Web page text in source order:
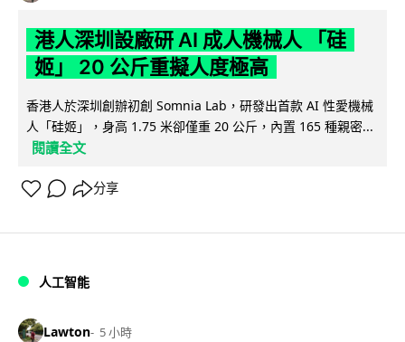
港人深圳設廠研 AI 成人機械人 「硅
姬」 20 公斤重擬人度極高
香港人於深圳創辦初創 Somnia Lab，研發出首款 AI 性愛機械
人「硅姬」，身高 1.75 米卻僅重 20 公斤，內置 165 種親密...
閱讀全文
分享
人工智能
Lawton 5 小時